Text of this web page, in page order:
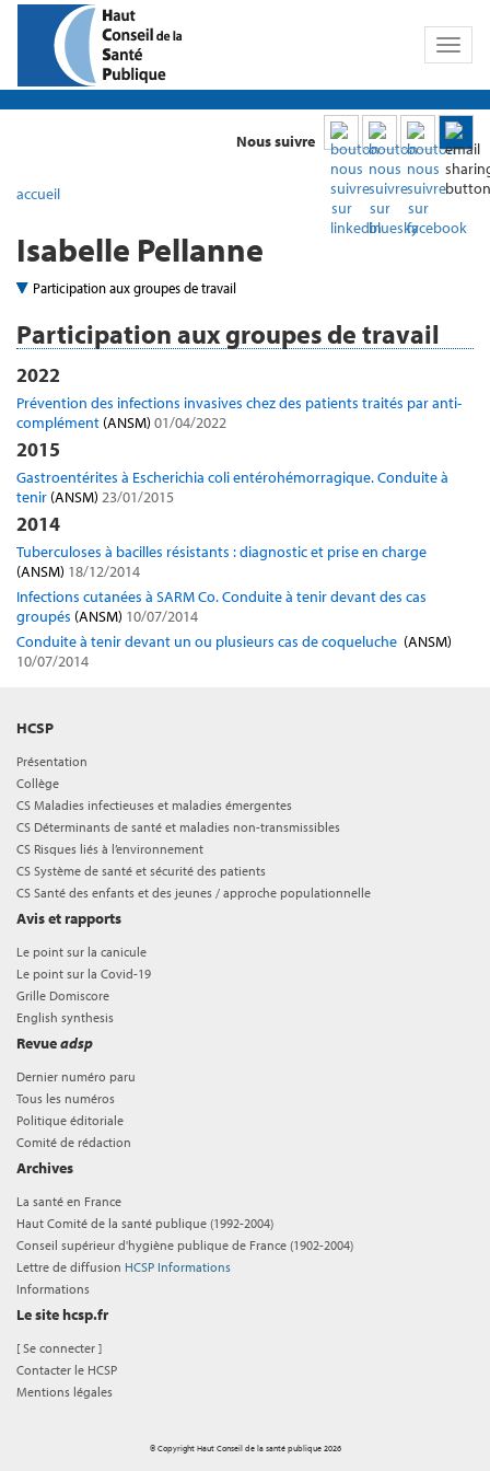
Toggle
Nous suivre
accueil
Isabelle Pellanne
Participation aux groupes de travail
Participation aux groupes de travail
2022
Prévention des infections invasives chez des patients traités par anti-
complément (ANSM) 01/04/2022
2015
Gastroentérites à Escherichia coli entérohémorragique. Conduite à
tenir (ANSM) 23/01/2015
2014
Tuberculoses à bacilles résistants : diagnostic et prise en charge
(ANSM) 18/12/2014
Infections cutanées à SARM Co. Conduite à tenir devant des cas
groupés (ANSM) 10/07/2014
Conduite à tenir devant un ou plusieurs cas de coqueluche (ANSM)
10/07/2014
HCSP
Présentation
Collège
CS Maladies infectieuses et maladies émergentes
CS Déterminants de santé et maladies non-transmissibles
CS Risques liés à l’environnement
CS Système de santé et sécurité des patients
CS Santé des enfants et des jeunes / approche populationnelle
Avis et rapports
Le point sur la canicule
Le point sur la Covid-19
Grille Domiscore
English synthesis
Revueadsp
Dernier numéro paru
Tous les numéros
Politique éditoriale
Comité de rédaction
Archives
La santé en France
Haut Comité de la santé publique (1992-2004)
Conseil supérieur d'hygiène publique de France (1902-2004)
Lettre de diffusion HCSP Informations
Informations
Le site hcsp.fr
[Se connecter ]
Contacter le HCSP
Mentions légales
© Copyright Haut Conseil de la santé publique 2026